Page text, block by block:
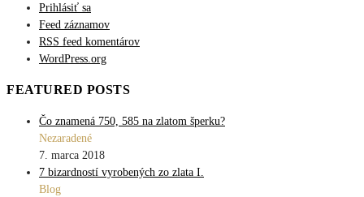
Prihlásiť sa
Feed záznamov
RSS feed komentárov
WordPress.org
FEATURED POSTS
Čo znamená 750, 585 na zlatom šperku?
Nezaradené
7. marca 2018
7 bizardností vyrobených zo zlata I.
Blog